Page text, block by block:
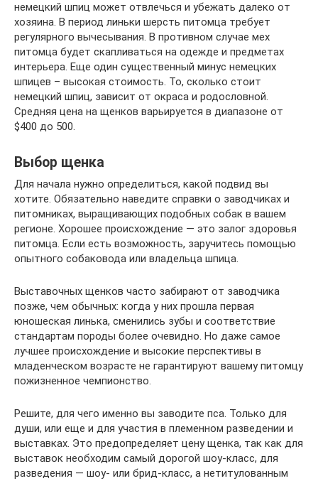
немецкий шпиц может отвлечься и убежать далеко от
хозяина. В период линьки шерсть питомца требует
регулярного вычесывания. В противном случае мех
питомца будет скапливаться на одежде и предметах
интерьера. Еще один существенный минус немецких
шпицев – высокая стоимость. То, сколько стоит
немецкий шпиц, зависит от окраса и родословной.
Средняя цена на щенков варьируется в диапазоне от
$400 до 500.
Выбор щенка
Для начала нужно определиться, какой подвид вы
хотите. Обязательно наведите справки о заводчиках и
питомниках, выращивающих подобных собак в вашем
регионе. Хорошее происхождение — это залог здоровья
питомца. Если есть возможность, заручитесь помощью
опытного собаковода или владельца шпица.
Выставочных щенков часто забирают от заводчика
позже, чем обычных: когда у них прошла первая
юношеская линька, сменились зубы и соответствие
стандартам породы более очевидно. Но даже самое
лучшее происхождение и высокие перспективы в
младенческом возрасте не гарантируют вашему питомцу
пожизненное чемпионство.
Решите, для чего именно вы заводите пса. Только для
души, или еще и для участия в племенном разведении и
выставках. Это предопределяет цену щенка, так как для
выставок необходим самый дорогой шоу-класс, для
разведения — шоу- или брид-класс, а нетитулованным